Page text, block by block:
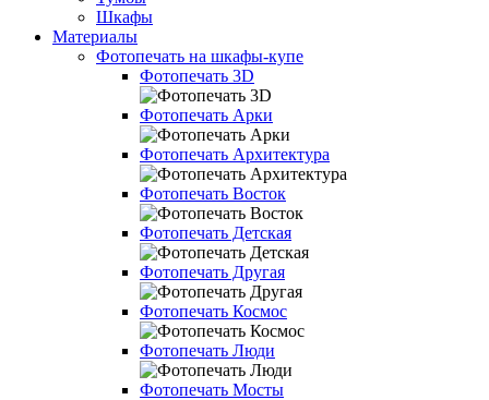
Шкафы
Материалы
Фотопечать на шкафы-купе
Фотопечать 3D
Фотопечать Арки
Фотопечать Архитектура
Фотопечать Восток
Фотопечать Детская
Фотопечать Другая
Фотопечать Космос
Фотопечать Люди
Фотопечать Мосты